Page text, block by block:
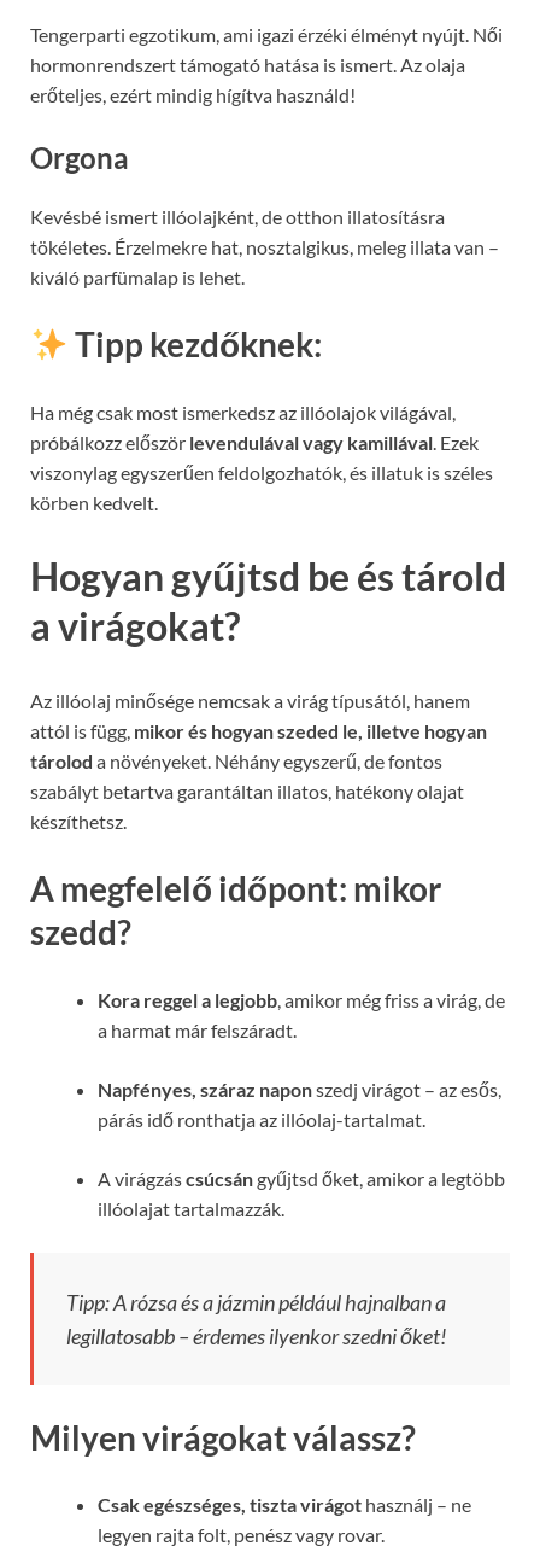
Tengerparti egzotikum, ami igazi érzéki élményt nyújt. Női
hormonrendszert támogató hatása is ismert. Az olaja
erőteljes, ezért mindig hígítva használd!
Orgona
Kevésbé ismert illóolajként, de otthon illatosításra
tökéletes. Érzelmekre hat, nosztalgikus, meleg illata van –
kiváló parfümalap is lehet.
Tipp kezdőknek:
Ha még csak most ismerkedsz az illóolajok világával,
próbálkozz először levendulával vagy kamillával . Ezek
viszonylag egyszerűen feldolgozhatók, és illatuk is széles
körben kedvelt.
Hogyan gyűjtsd be és tárold
a virágokat?
Az illóolaj minősége nemcsak a virág típusától, hanem
attól is függ, mikor és hogyan szeded le, illetve hogyan
tárolod a növényeket. Néhány egyszerű, de fontos
szabályt betartva garantáltan illatos, hatékony olajat
készíthetsz.
A megfelelő időpont: mikor
szedd?
Kora reggel a legjobb , amikor még friss a virág, de
a harmat már felszáradt.
Napfényes, száraz naponszedj virágot – az esős,
párás idő ronthatja az illóolaj-tartalmat.
A virágzáscsúcsángyűjtsd őket, amikor a legtöbb
illóolajat tartalmazzák.
Tipp: A rózsa és a jázmin például hajnalban a
legillatosabb – érdemes ilyenkor szedni őket!
Milyen virágokat válassz?
Csak egészséges, tiszta virágot használj – ne
legyen rajta folt, penész vagy rovar.